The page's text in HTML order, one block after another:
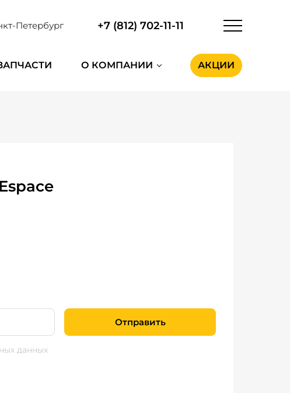
Петербург +7 (812) 702-11-11
О КОМПАНИИ АКЦИИ
Отправить
данных